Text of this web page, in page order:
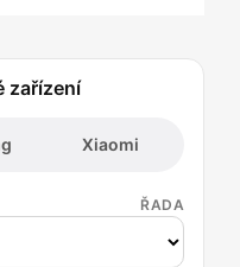
zařízení
Xiaomi
ŘADA